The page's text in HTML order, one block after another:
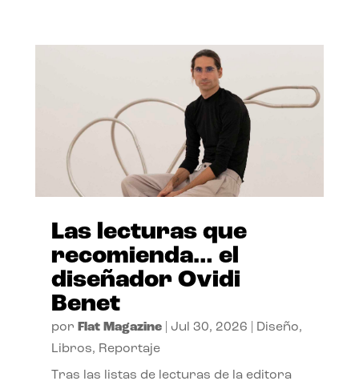
Las lecturas que
recomienda… el
diseñador Ovidi
Benet
por Flat Magazine| Jul 30, 2026 Diseño,
Libros, Reportaje
Tras las listas de lecturas de la editora